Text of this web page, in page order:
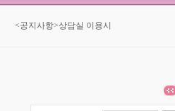
<공지사항>상담실 이용시